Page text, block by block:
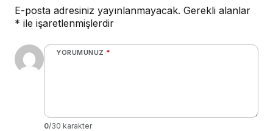
E-posta adresiniz yayınlanmayacak. Gerekli alanlar
* ile işaretlenmişlerdir
YORUMUNUZ *
0/30 karakter